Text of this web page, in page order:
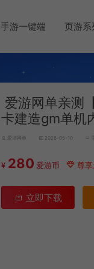
手游一键端 页游系
爱游网单亲测
卡建造gm单机
爱游网单 2026-05-10
¥ 280 爱游币 尊
立即下载